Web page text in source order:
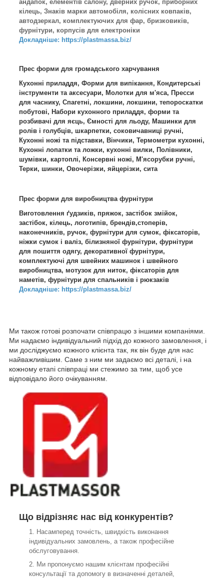
андапок, елементів салону, дверних ручок, приборних
кілець, Знаків марки автомобіля, колісних ковпаків,
автодзеркал, комплектуючих для фар, бризковиків,
фурнітури, корпусів для електроніки
Докладніше: https://plastmassa.biz/
Прес форми для громадського харчування
Кухонні приладдя, Форми для випікання, Кондитерські
інструменти та аксесуари, Молотки для м'яса, Пресси
для часнику, Спагетні, локшини, локшини, тепороскатки
побутові, Набори кухонного приладдя, форми та
розбивачі для яєць, Ємності для льоду, Машинки для
ролів і голубців, шкарпетки, соковичавниці ручні,
Кухонні ножі та підставки, Вінчики, Термометри кухонні,
Кухонні лопатки та ложки, кухонні вилки, Полівники,
шумівки, картоплі, Консервні ножі, М'ясорубки ручні,
Терки, шинки, Овочерізки, яйцерізки, сита
Прес форми для виробництва фурнітури
Виготовлення ґудзиків, пряжок, застібок змійок,
застібок, кілець, логотипів, брендів,стоперів,
наконечників, ручок, фурнітури для сумок, фіксаторів,
ніжки сумок і валіз, білизняної фурнітури, фурнітури
для пошиття одягу, декоративної фурнітури,
комплектуючі для швейних машинок і швейного
виробництва, мотузок для ниток, фіксаторів для
наметів, фурнітури для спальників і рюкзаків
Докладніше: https://plastmassa.biz/
Ми також готові розпочати співпрацю з іншими компаніями.
Ми надаємо індивідуальний підхід до кожного замовлення, і
ми досліджуємо кожного клієнта так, як він буде для нас
найважливішим. Саме з ним ми задаємо всі деталі, і на
кожному етапі співпраці ми стежимо за тим, щоб усе
відповідало його очікуванням.
Що відрізняє нас від конкурентів?
Насамперед точність, швидкість виконання
індивідуальних замовлень, а також професійне
обслуговування.
Ми пропонуємо нашим клієнтам професійні
консультації та допомогу в визначенні деталей,